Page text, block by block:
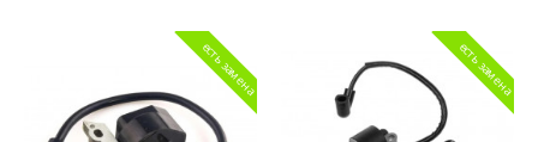
есть замена есть замена